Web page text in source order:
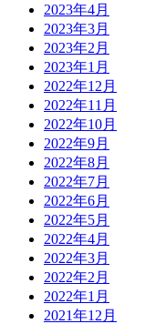
2023年4月
2023年3月
2023年2月
2023年1月
2022年12月
2022年11月
2022年10月
2022年9月
2022年8月
2022年7月
2022年6月
2022年5月
2022年4月
2022年3月
2022年2月
2022年1月
2021年12月